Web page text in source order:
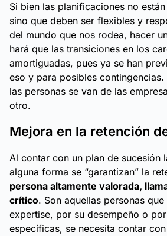
Si bien las planificaciones no
sino que deben ser flexibles y
del mundo que nos rodea, hacer
hará que las transiciones en los
amortiguadas, pues ya se han
eso y para posibles contingencias.
las personas se van de las
otro.
Mejora en la retención
Al contar con un plan de sucesión
alguna forma se “garantizan” la
persona altamente valorada,
crítico. Son aquellas personas
expertise, por su desempeño o
específicas, se necesita contar